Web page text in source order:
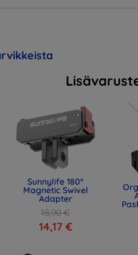
Sunnylife 180°
Magnetic Swivel
Adapter
18,90 €
14,17 €